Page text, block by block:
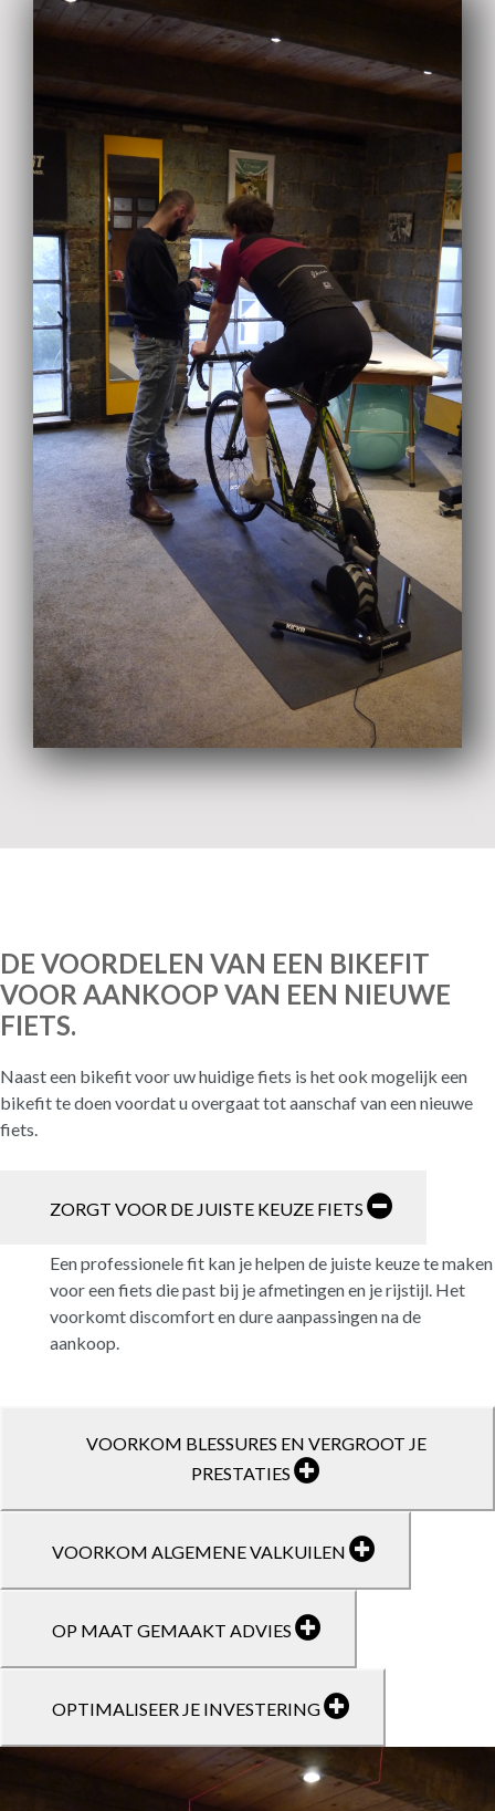
DE VOORDELEN VAN EEN BIKEFIT
VOOR AANKOOP VAN EEN NIEUWE
FIETS.
Naast een bikefit voor uw huidige fiets is het ook mogelijk een
bikefit te doen voordat u overgaat tot aanschaf van een nieuwe
fiets.
ZORGT VOOR DE JUISTE KEUZE FIETS
Een professionele fit kan je helpen de juiste keuze te maken
voor een fiets die past bij je afmetingen en je rijstijl. Het
voorkomt discomfort en dure aanpassingen na de
aankoop.
VOORKOM BLESSURES EN VERGROOT JE
PRESTATIES
VOORKOM ALGEMENE VALKUILEN
OP MAAT GEMAAKT ADVIES
OPTIMALISEER JE INVESTERING